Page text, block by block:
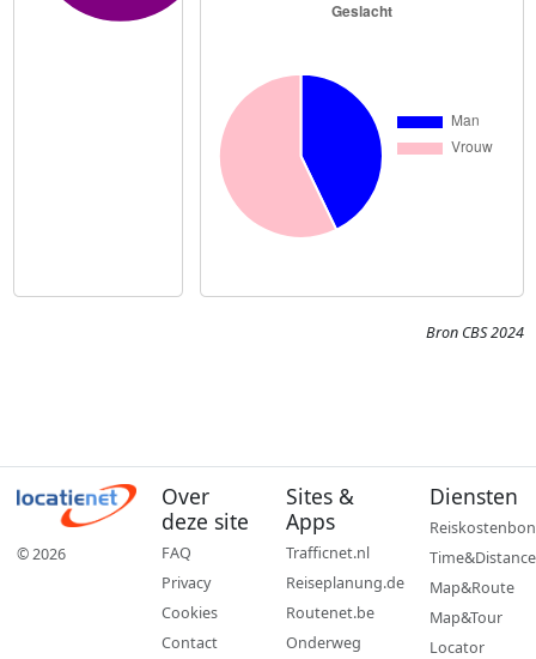
Bron CBS 2024
© 2026
Over
deze site
FAQ
Privacy
Cookies
Contact
Sites &
Apps
Trafficnet.nl
Reiseplanung.de
Routenet.be
Onderweg
Diensten
Reiskostenbon
Time&Distance
Map&Route
Map&Tour
Locator